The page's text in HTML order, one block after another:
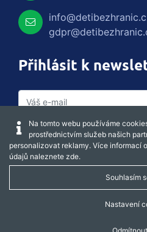
Přihlásit k
Na tomto webu používáme
prostřednictvím služeb našich
personalizovat reklamy. Více informací
údajů naleznete zde.
Souhlasím
Nastavení